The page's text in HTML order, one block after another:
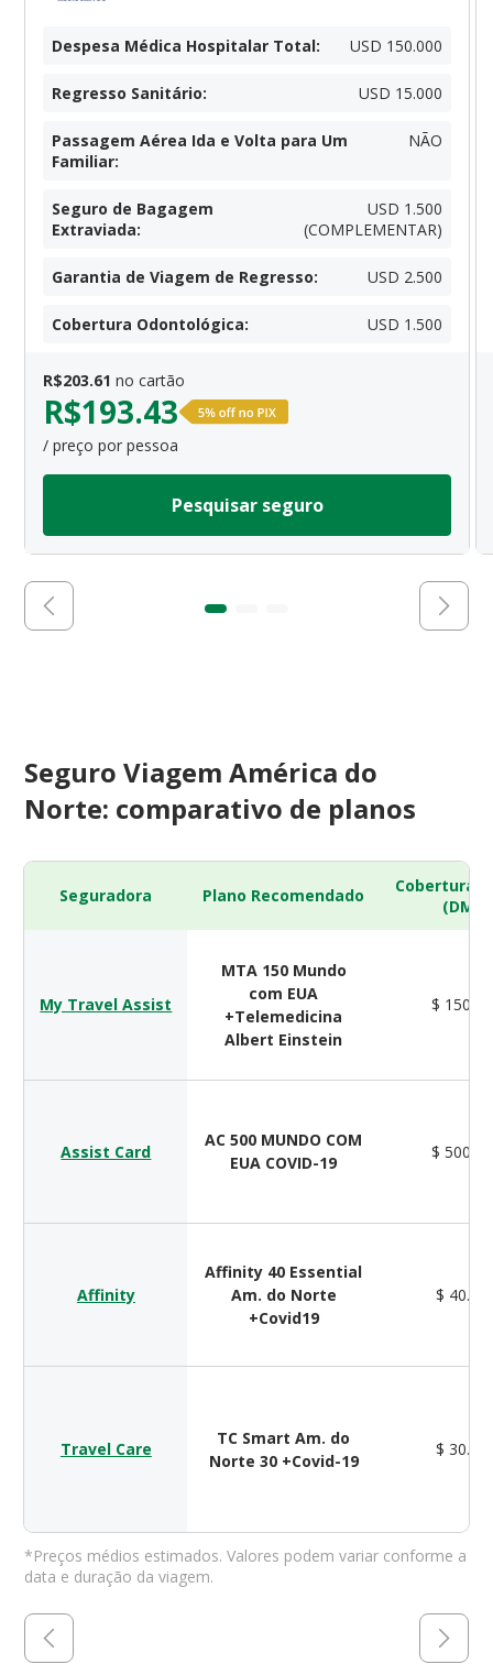
Despesa Médica Hospitalar Total: USD 150.000
Regresso Sanitário: USD 15.000
Passagem Aérea Ida e Volta para Um
Familiar:
NÃO
Seguro de Bagagem
Extraviada:
USD 1.500
(COMPLEMENTAR)
Garantia de Viagem de Regresso: USD 2.500
Cobertura Odontológica: USD 1.500
R$203.61 no cartão
R$193.43
/ preço por pessoa
Pesquisar seguro
Seguro Viagem América do
Norte: comparativo de planos
Seguradora Plano Recomendado
Cobertura
(DMH)
My Travel Assist
MTA 150 Mundo
com EUA
+Telemedicina
Albert Einstein
$
Assist Card
AC 500 MUNDO COM
EUA COVID-19
$
Affinity
Affinity 40 Essential
Am. do Norte
+Covid19
$
Travel Care
TC Smart Am. do
Norte 30 +Covid-19
$
*Preços médios estimados. Valores podem variar conforme a
data e duração da viagem.